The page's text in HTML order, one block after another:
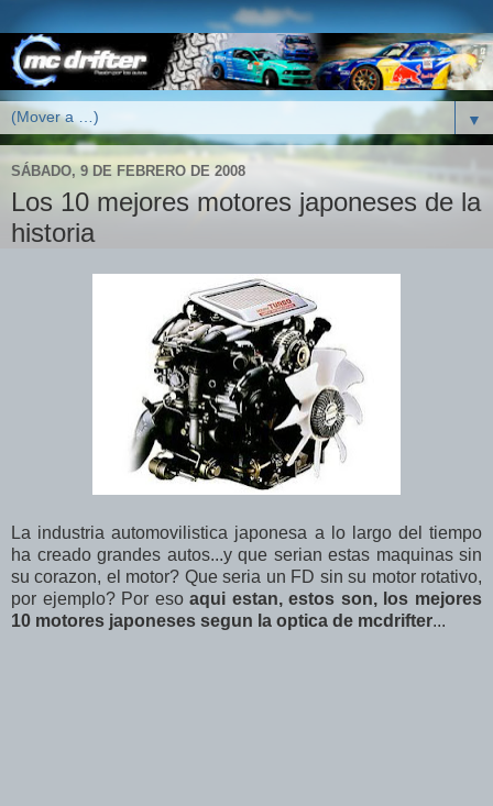
▼
SÁBADO, 9 DE FEBRERO DE 2008
Los 10 mejores motores japoneses de la
historia
La industria automovilistica japonesa a lo largo del tiempo
ha creado grandes autos...y que serian estas maquinas sin
su corazon, el motor? Que seria un FD sin su motor rotativo,
por ejemplo? Por esoaqui estan, estos son, los mejores
10 motores japoneses segun la optica de mcdrifter...